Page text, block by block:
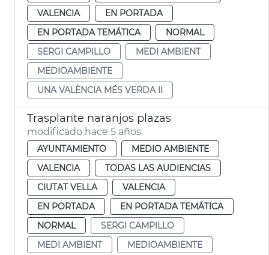
VALENCIA
EN PORTADA
EN PORTADA TEMÁTICA
NORMAL
SERGI CAMPILLO
MEDI AMBIENT
MEDIOAMBIENTE
UNA VALÈNCIA MÉS VERDA II
Trasplante naranjos plazas
modificado hace 5 años
AYUNTAMIENTO
MEDIO AMBIENTE
VALENCIA
TODAS LAS AUDIENCIAS
CIUTAT VELLA
VALENCIA
EN PORTADA
EN PORTADA TEMÁTICA
NORMAL
SERGI CAMPILLO
MEDI AMBIENT
MEDIOAMBIENTE